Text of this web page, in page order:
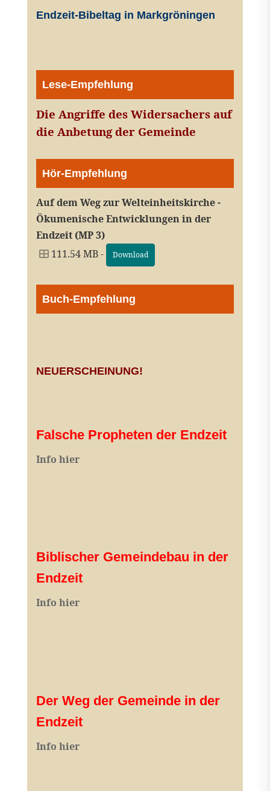
Endzeit-Bibeltag in Markgröningen
Lese-Empfehlung
Die Angriffe des Widersachers auf
die Anbetung der Gemeinde
Hör-Empfehlung
Auf dem Weg zur Welteinheitskirche -
Ökumenische Entwicklungen in der
Endzeit (MP 3)
111.54 MB -
Download
Buch-Empfehlung
NEUERSCHEINUNG!
Falsche Propheten der Endzeit
Info hier
Biblischer Gemeindebau in der
Endzeit
Info hier
Der Weg der Gemeinde in der
Endzeit
Info hier